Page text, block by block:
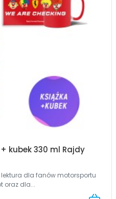
kubek 330 ml Rajdy
oraz dla...